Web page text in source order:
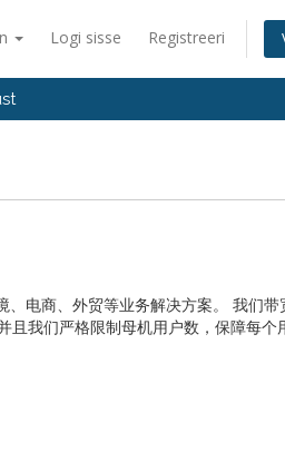
Logi sisse Registreeri
电商、外贸等业务解决方案。 我们带
我们严格限制母机用户数，保障每个